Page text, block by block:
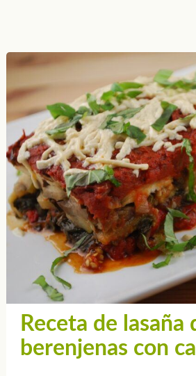
Receta de lasaña
berenjenas con